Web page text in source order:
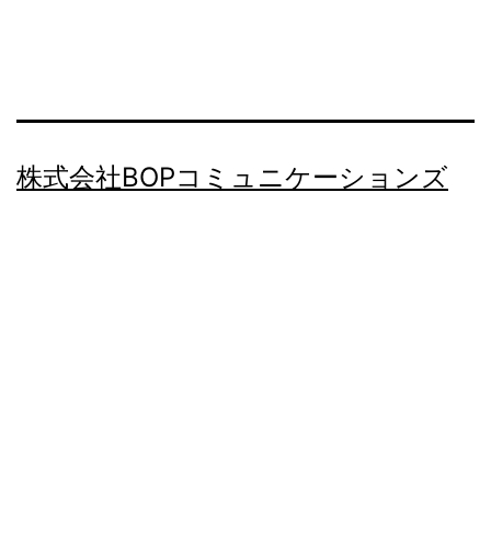
株式会社BOPコミュニケーションズ